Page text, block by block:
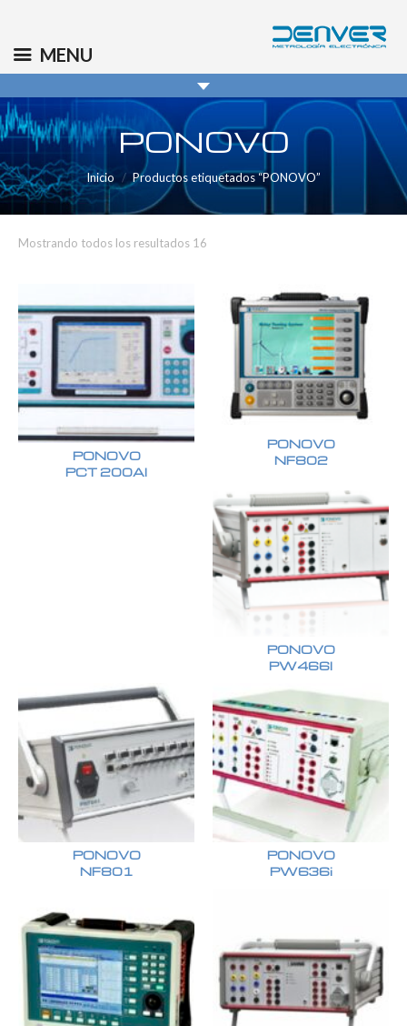
info@denver.es
PONOVO
Inicio Productos etiquetados “PONOVO”
Mostrando todos los resultados 16
PONOVO
PCT 200AI
PONOVO
NF802
PONOVO
PW466I
PONOVO
NF801
PONOVO
PW636i
MENU